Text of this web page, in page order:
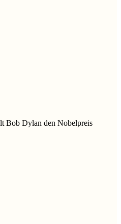
Bob Dylan den Nobelpreis